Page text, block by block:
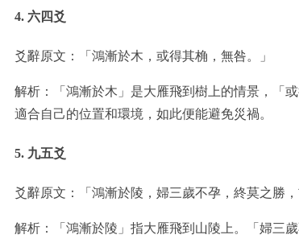
4. 六四爻
爻辭原文：「鴻漸於木，或得其桷，無咎。」
解析：「鴻漸於木」是大雁飛到樹上的情景，「
適合自己的位置和環境，如此便能避免災禍。
5. 九五爻
爻辭原文：「鴻漸於陵，婦三歲不孕，終莫之勝，
解析：「鴻漸於陵」指大雁飛到山陵上。「婦三